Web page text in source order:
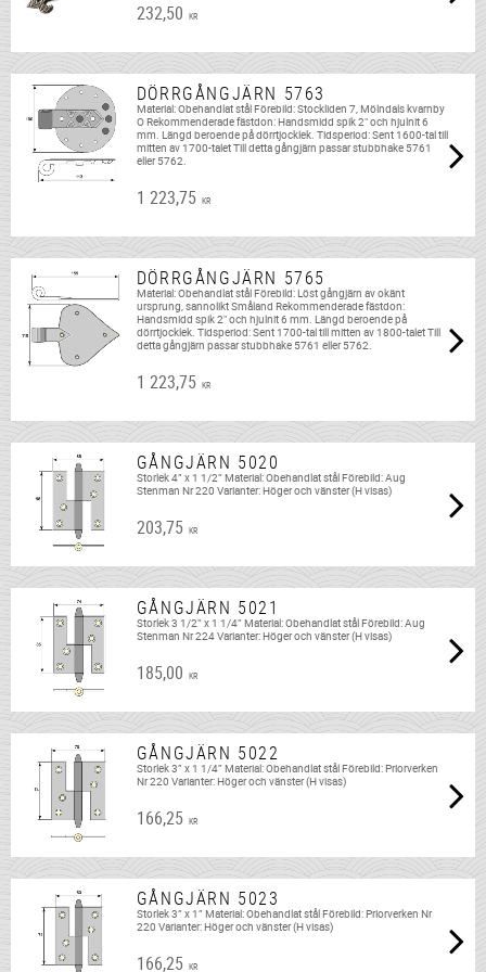
232,50 KR
DÖRRGÅNGJÄRN 5763
Material: Obehandlat stål Förebild: Stockliden 7, Mölndals kvarnby
O Rekommenderade fästdon: Handsmidd spik 2" och hjulnit 6
mm. Längd beroende på dörrtjocklek. Tidsperiod: Sent 1600-tal till
mitten av 1700-talet Till detta gångjärn passar stubbhake 5761
eller 5762.
1 223,75 KR
DÖRRGÅNGJÄRN 5765
Material: Obehandlat stål Förebild: Löst gångjärn av okänt
ursprung, sannolikt Småland Rekommenderade fästdon:
Handsmidd spik 2" och hjulnit 6 mm. Längd beroende på
dörrtjocklek. Tidsperiod: Sent 1700-tal till mitten av 1800-talet Till
detta gångjärn passar stubbhake 5761 eller 5762.
1 223,75 KR
GÅNGJÄRN 5020
Storlek 4” x 1 1/2” Material: Obehandlat stål Förebild: Aug
Stenman Nr 220 Varianter: Höger och vänster (H visas)
203,75 KR
GÅNGJÄRN 5021
Storlek 3 1/2” x 1 1/4” Material: Obehandlat stål Förebild: Aug
Stenman Nr 224 Varianter: Höger och vänster (H visas)
185,00 KR
GÅNGJÄRN 5022
Storlek 3” x 1 1/4” Material: Obehandlat stål Förebild: Priorverken
Nr 220 Varianter: Höger och vänster (H visas)
166,25 KR
GÅNGJÄRN 5023
Storlek 3” x 1” Material: Obehandlat stål Förebild: Priorverken Nr
220 Varianter: Höger och vänster (H visas)
166,25 KR